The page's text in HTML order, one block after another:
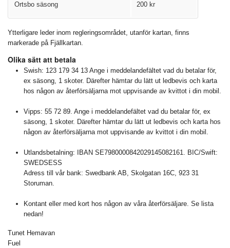
Ortsbo säsong 200 kr
Ytterligare leder inom regleringsområdet, utanför kartan, finns
markerade på Fjällkartan.
Olika sätt att betala
Swish: 123 179 34 13 Ange i meddelandefältet vad du betalar för,
ex säsong, 1 skoter. Därefter hämtar du lätt ut ledbevis och karta
hos någon av återförsäljarna mot uppvisande av kvittot i din mobil.
Vipps: 55 72 89. Ange i meddelandefältet vad du betalar för, ex
säsong, 1 skoter. Därefter hämtar du lätt ut ledbevis och karta hos
någon av återförsäljarna mot uppvisande av kvittot i din mobil.
Utlandsbetalning: IBAN SE7980000842029145082161. BIC/Swift:
SWEDSESS
Adress till vår bank: Swedbank AB, Skolgatan 16C, 923 31
Storuman.
Kontant eller med kort hos någon av våra återförsäljare. Se lista
nedan!
Tunet Hemavan
Fuel